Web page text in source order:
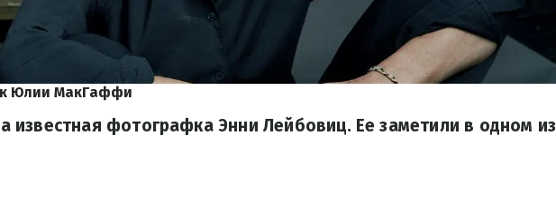
Юлии МакГаффи
известная фотографка Энни Лейбовиц. Ее заметили в одном из